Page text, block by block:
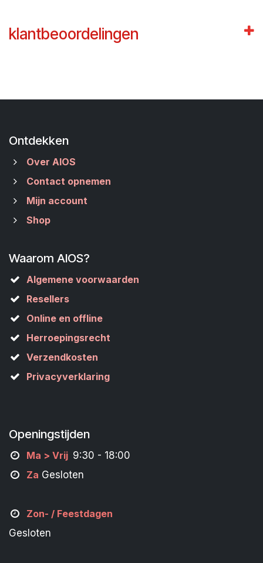
klantbeoordelingen
Ontdekken
Over AIOS
Contact opnemen
Mijn account
Shop
Waarom AIOS?
Algemene voorwaarden
Resellers
Online en offline
Herroepingsrecht
Verzendkosten
Privacyverklaring
Openingstijden
Ma > Vrij 9:30 - 18:00
Za Gesloten
Zon- / Feestdagen
Gesloten